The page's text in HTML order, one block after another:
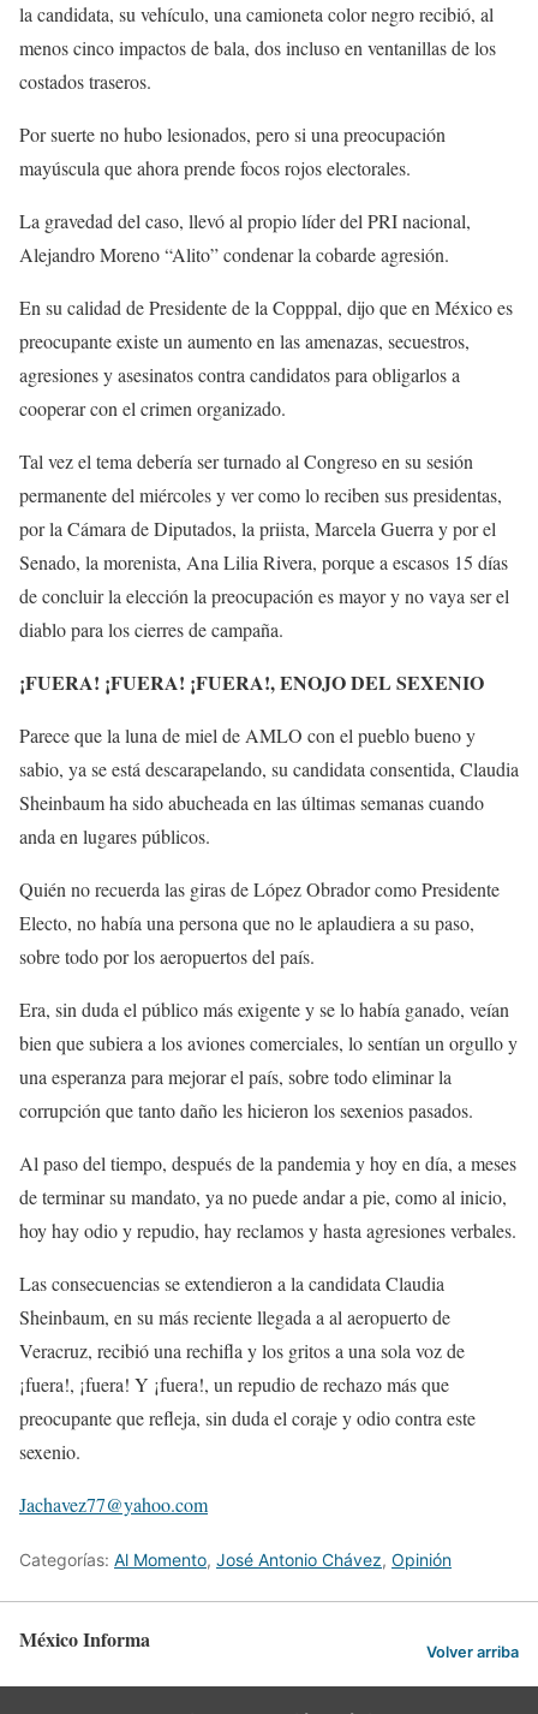
la candidata, su vehículo, una camioneta color negro recibió, al
menos cinco impactos de bala, dos incluso en ventanillas de los
costados traseros.
Por suerte no hubo lesionados, pero si una preocupación
mayúscula que ahora prende focos rojos electorales.
La gravedad del caso, llevó al propio líder del PRI nacional,
Alejandro Moreno “Alito” condenar la cobarde agresión.
En su calidad de Presidente de la Copppal, dijo que en México es
preocupante existe un aumento en las amenazas, secuestros,
agresiones y asesinatos contra candidatos para obligarlos a
cooperar con el crimen organizado.
Tal vez el tema debería ser turnado al Congreso en su sesión
permanente del miércoles y ver como lo reciben sus presidentas,
por la Cámara de Diputados, la priista, Marcela Guerra y por el
Senado, la morenista, Ana Lilia Rivera, porque a escasos 15 días
de concluir la elección la preocupación es mayor y no vaya ser el
diablo para los cierres de campaña.
¡FUERA! ¡FUERA! ¡FUERA!, ENOJO DEL SEXENIO
Parece que la luna de miel de AMLO con el pueblo bueno y
sabio, ya se está descarapelando, su candidata consentida, Claudia
Sheinbaum ha sido abucheada en las últimas semanas cuando
anda en lugares públicos.
Quién no recuerda las giras de López Obrador como Presidente
Electo, no había una persona que no le aplaudiera a su paso,
sobre todo por los aeropuertos del país.
Era, sin duda el público más exigente y se lo había ganado, veían
bien que subiera a los aviones comerciales, lo sentían un orgullo y
una esperanza para mejorar el país, sobre todo eliminar la
corrupción que tanto daño les hicieron los sexenios pasados.
Al paso del tiempo, después de la pandemia y hoy en día, a meses
de terminar su mandato, ya no puede andar a pie, como al inicio,
hoy hay odio y repudio, hay reclamos y hasta agresiones verbales.
Las consecuencias se extendieron a la candidata Claudia
Sheinbaum, en su más reciente llegada a al aeropuerto de
Veracruz, recibió una rechifla y los gritos a una sola voz de
¡fuera!, ¡fuera! Y ¡fuera!, un repudio de rechazo más que
preocupante que refleja, sin duda el coraje y odio contra este
sexenio.
Jachavez77@yahoo.com
Categorías: Al Momento, José Antonio Chávez, Opinión
México Informa Volver arriba